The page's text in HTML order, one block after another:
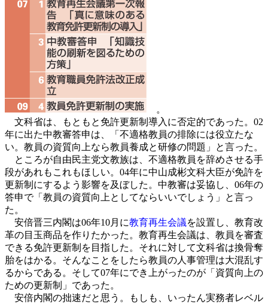
。
文科省は、もともと免許更新制導入に否定的であった。02
年に出た中教審答申は、「不適格教員の排除には役立たな
い。教員の資質向上なら教員養成と研修の問題」と言った。
ところが自由民主党文教族は、不適格教員を辞めさせる手
段があれもこれもほしい。04年に中山成彬文科大臣が免許を
更新制にするよう影響を及ぼした。中教審は妥協し、06年の
答申で「教員の資質向上としてならいいでしょう」と言っ
た。
安倍晋三内閣は06年10月に教育再生会議を設置し、教育改
革の目玉商品を作りたかった。教育再生会議は、教員を審査
できる免許更新制を目指した。それに対して文科省は換骨奪
胎をはかる。そんなことをしたら教員の人事管理は大混乱す
るからである。そして07年にでき上がったのが「資質向上の
ための更新制」であった。
安倍内閣の拙速だと思う。もしも、いったん実務者レベル